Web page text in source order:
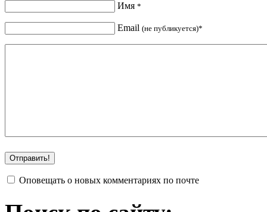
Имя *
Email (не публикуется)*
Оповещать о новых комментариях по почте